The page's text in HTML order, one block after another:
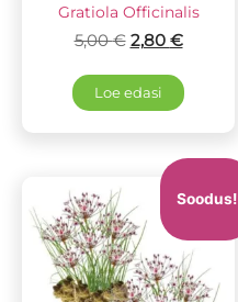
Gratiola Officinalis
5,00€ 2,80 €
Loe edasi
Soodus!